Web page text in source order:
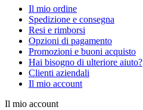
Il mio ordine
Spedizione e consegna
Resi e rimborsi
Opzioni di pagamento
Promozioni e buoni acquisto
Hai bisogno di ulteriore aiuto?
Clienti aziendali
Il mio account
Il mio account